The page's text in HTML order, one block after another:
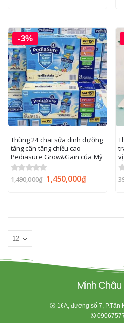
-3%
Thùng 24 chai sữa dinh dưỡng
tăng cân tăng chiều cao
Pediasure Grow&Gain của Mỹ
0 out of 5
1,490,000₫ 1,450,000₫
vị
0
Minh
16A, đường số 7, P.Tân